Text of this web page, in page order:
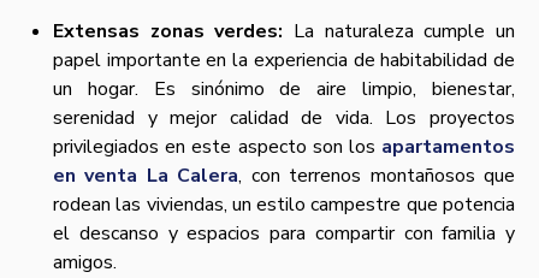
Extensas zonas verdes: La naturaleza cumple un
papel importante en la experiencia de habitabilidad de
un hogar. Es sinónimo de aire limpio, bienestar,
serenidad y mejor calidad de vida. Los proyectos
privilegiados en este aspecto son los apartamentos
en venta La Calera, con terrenos montañosos que
rodean las viviendas, un estilo campestre que potencia
el descanso y espacios para compartir con familia y
amigos.